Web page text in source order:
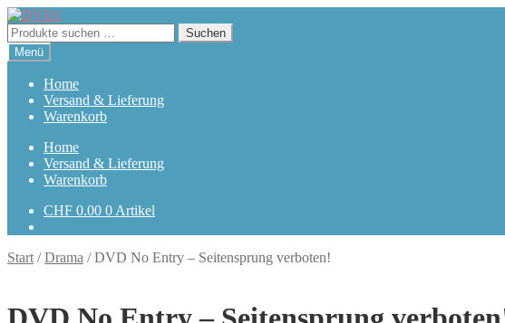
Zur
Navigation
springen
Zum
Inhalt
springen
Suchen
nach:
Suchen
Menü
Home
Versand & Lieferung
Warenkorb
Home
Versand & Lieferung
Warenkorb
CHF 0.00 0 Artikel
Start /Drama /DVD No Entry – Seitensprung verboten!